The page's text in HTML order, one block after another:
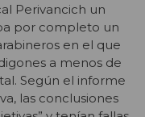
Perivancich un
por completo un
en el que
a menos de
Según el informe
las conclusiones